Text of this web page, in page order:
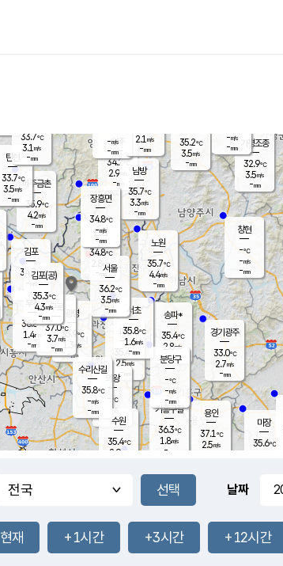
양주
34.2℃
2.9
-mm
과천
35.4℃
2.5m/s
- mm
-mm
-mm
용인
37.1℃
2.5m/s
경기광주
33.0℃
2.7m/s
-mm
35.3
℃
파주금촌
35.9℃
4.2m/s
-mm
가평조종
32.9℃
3.5m/s
-mm
35.2℃
3.5m/s
-mm
창현
-℃
-m/s
-mm
탄현
33.7℃
3.5m/s
-mm
-m/s
-mm
36.2℃
1.9m/s
-mm
마장
35.6℃
의왕
- ℃
m/s
mm
김포
34.7℃
-m/s
mm
광명
35.9 ℃
1.3 m/s
-mm
부천
36.8℃
1.4m/s
-mm
-mm
구로
37.0℃
3.7m/s
-mm
은평
34.8℃
2.8 m/s
- mm
노원
35.7℃
4.4m/s
-mm
송파*
35.4℃
2.8m/s
-mm
서초
35.8℃
1.6m/s
-mm
남방
35.7℃
3.3m/s
-mm
기흥구갈
36.3℃
1.8m/s
-
수리산길
35.8℃
-m/s
-mm
분당구
-℃
-m/s
-mm
장흥면
34.8℃
-m/s
-mm
-m/s
-mm
김포(공)
35.3℃
4.3m/s
-mm
수원
35.4℃
2.9m/s
서울
36.2℃
3.5m/s
-mm
33.7℃
3.1 m/s
-mm
2.1 m/s
-mm
날짜
현재 +1시간 +3시간 +12시간